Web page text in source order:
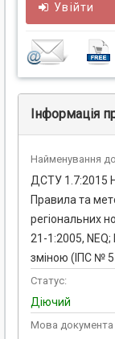
Увійти
Інформація
Найменування
ДСТУ 1.7:2015
Правила та
регіональних
21-1:2005, NEQ;
зміною (ІПС №
Статус:
Діючий
Мова документа